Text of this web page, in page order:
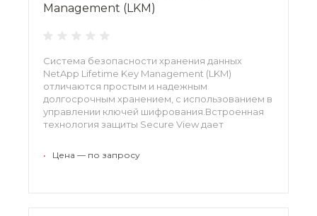
Management (LKM)
Система безопасности хранения данных
NetApp Lifetime Key Management (LKM)
отличаются простым и надежным
долгосрочным хранением, с использованием в
управлении ключей шифрования.Встроенная
технология защиты Secure View дает
• Цена — по запросу